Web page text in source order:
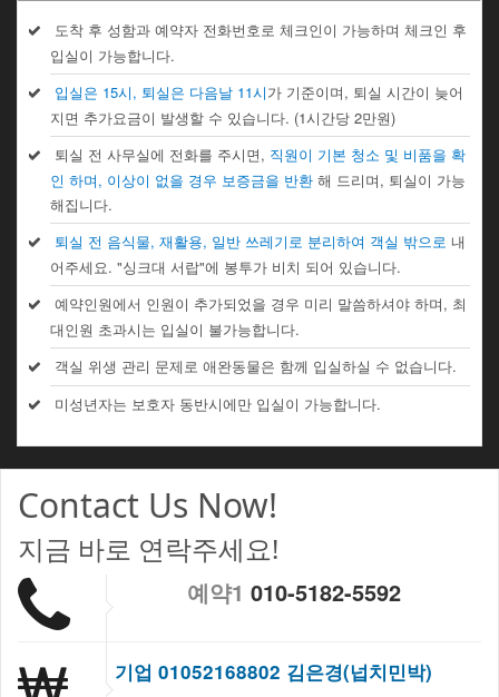
도착 후 성함과 예약자 전화번호로 체크인이 가능하며 체크인 후
입실이 가능합니다.
입실은 15시, 퇴실은 다음날 11시가 기준이며, 퇴실 시간이 늦어
지면 추가요금이 발생할 수 있습니다. (1시간당 2만원)
퇴실 전 사무실에 전화를 주시면, 직원이 기본 청소 및 비품을 확
인 하며, 이상이 없을 경우 보증금을 반환해 드리며, 퇴실이 가능
해집니다.
퇴실 전 음식물, 재활용, 일반 쓰레기로 분리하여 객실 밖으로 내
어주세요. "싱크대 서랍"에 봉투가 비치 되어 있습니다.
예약인원에서 인원이 추가되었을 경우 미리 말씀하셔야 하며, 최
대인원 초과시는 입실이 불가능합니다.
객실 위생 관리 문제로 애완동물은 함께 입실하실 수 없습니다.
미성년자는 보호자 동반시에만 입실이 가능합니다.
Contact Us Now!
지금 바로 연락주세요!
예약1 010-5182-5592
기업 01052168802 김은경(넙치민박)